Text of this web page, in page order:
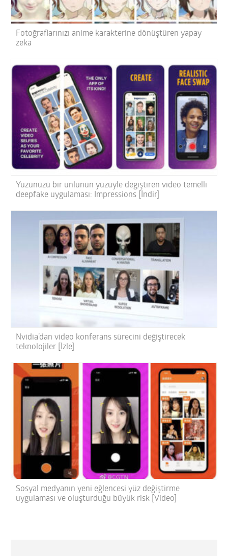
Fotoğraflarınızı anime karakterine dönüştüren yapay
zeka
Yüzünüzü bir ünlünün yüzüyle değiştiren video temelli
deepfake uygulaması: Impressions [İndir]
Nvidia’dan video konferans sürecini değiştirecek
teknolojiler [İzle]
Sosyal medyanın yeni eğlencesi yüz değiştirme
uygulaması ve oluşturduğu büyük risk [Video]